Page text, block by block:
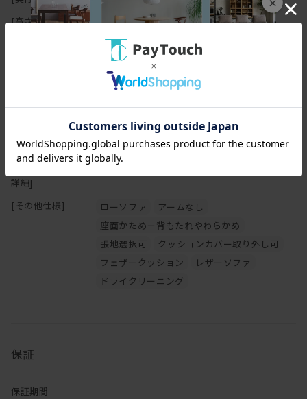
の原因になりますのでご注意下さい。
【オイル仕上げの家具について】
マスターウォールの家具の大半は無垢材の保護としてオイルを塗布
することで、木本来がもつ自然に近い 風合いや質感を生かした仕上
木の表面に塗膜を作らないため、直射日光による日焼けをしやす
く、 傷・水分によるシミがつきやすいことがデメリットと言えま
普段のお手入れは乾拭きで十分ですが、定期的にオイルを上塗りす
るメンテナンスを行えば、木に艶が戻り色はやや濃くなります。同
時に傷やシミは目立ちにくくもなります。
の経過とともに深い味わいを楽しむことができます。
[高さ(H)]
67cm
30cm
無垢材、集成無垢材（ソリッドサーフェス）
フレーム：オイル仕上げ
[張地]
ファブリックまたはレザー（牛革）
[クッション中身]
背クッション : ポリエステル綿,フェザー／座面
: ウレタンフォーム
詳細]
[その他仕様] ローソファ
アームなし
座面かため＋背もたれやわらかめ
張地選択可
クッションカバー取り外し可
フェザークッション
レザーソファ
ドライクリーニング
保証
保証期間